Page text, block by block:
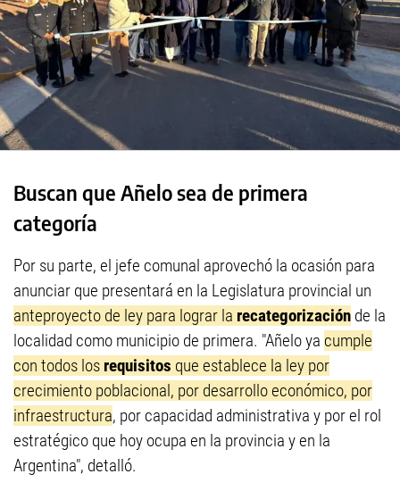
Buscan que Añelo sea de primera
categoría
Por su parte, el jefe comunal aprovechó la ocasión para
anunciar que presentará en la Legislatura provincial un
anteproyecto de ley para lograr la recategorización de la
localidad como municipio de primera. "Añelo ya cumple
con todos los requisitos que establece la ley por
crecimiento poblacional, por desarrollo económico, por
infraestructura, por capacidad administrativa y por el rol
estratégico que hoy ocupa en la provincia y en la
Argentina", detalló.